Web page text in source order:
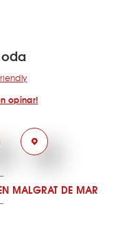
opinar!
MALGRAT DE MAR